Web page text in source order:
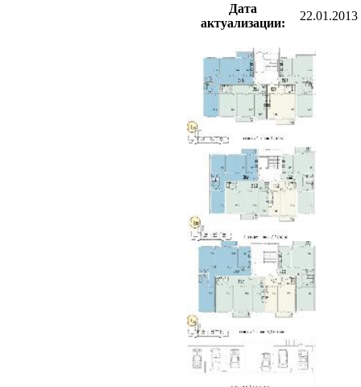
Дата
актуализации:
22.01.2013